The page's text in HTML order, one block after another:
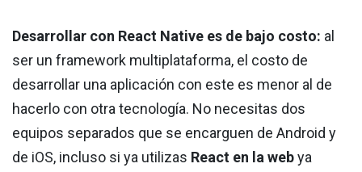
Desarrollar con React Native es de bajo costo: al
ser un framework multiplataforma, el costo de
desarrollar una aplicación con este es menor al de
hacerlo con otra tecnología. No necesitas dos
equipos separados que se encarguen de Android y
de iOS, incluso si ya utilizas React en la webya